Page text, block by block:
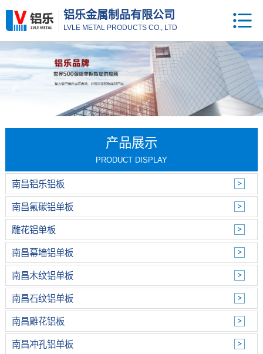
铝乐金属制品有限公司
LVLE METAL PRODUCTS CO., LTD
产品展示
PRODUCT DISPLAY
南昌铝乐铝板
南昌氟碳铝单板
雕花铝单板
南昌幕墙铝单板
南昌木纹铝单板
南昌石纹铝单板
南昌雕花铝板
南昌冲孔铝单板